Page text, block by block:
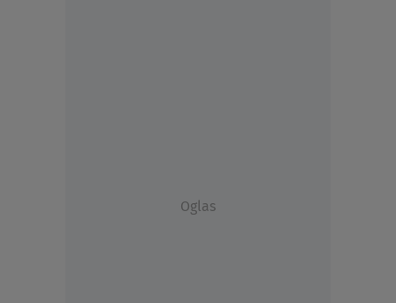
Oglas